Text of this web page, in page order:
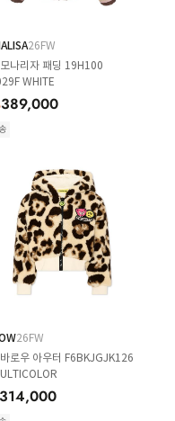
26FW
나리자 패딩 19H100
WHITE
389,000
26FW
로우 아우터 F6BKJGJK126
314,000